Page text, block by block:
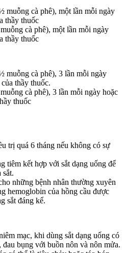
muỗng cà phê), một lần mỗi ngày
thầy thuốc
cà phê), một lần mỗi ngày
thầy thuốc
muỗng cà phê), 3 lần mỗi ngày
thầy thuốc.
cà phê), 3 lần mỗi ngày hoặc
thuốc
trị quá 6 tháng nếu không có sự
tiêm kết hợp với sắt dạng uống để
sắt.
những bệnh nhân thường xuyên
hemoglobin của hồng cầu được
sắt đáng kể.
mạc, khi dùng sắt dạng uống có
bụng với buồn nôn và nôn mửa.